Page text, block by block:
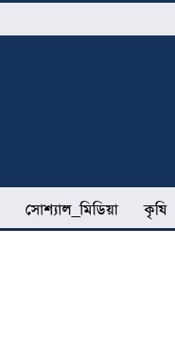
সোশ্যাল_মিডিয়া কৃষি